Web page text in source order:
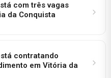
com três vagas
da Conquista
contratando
em Vitória da